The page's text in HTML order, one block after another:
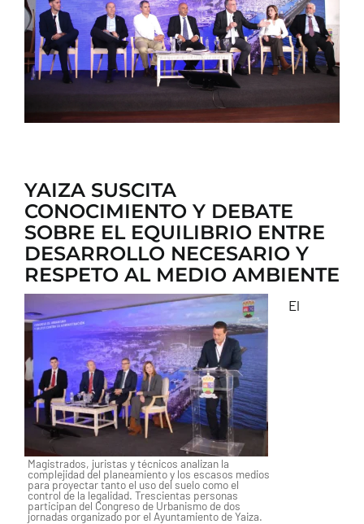
YAIZA SUSCITA
CONOCIMIENTO Y DEBATE
SOBRE EL EQUILIBRIO ENTRE
DESARROLLO NECESARIO Y
RESPETO AL MEDIO AMBIENTE
Magistrados, juristas y técnicos analizan la
complejidad del planeamiento y los escasos medios
para proyectar tanto el uso del suelo como el
control de la legalidad. Trescientas personas
participan del Congreso de Urbanismo de dos
jornadas organizado por el Ayuntamiento de Yaiza.
El